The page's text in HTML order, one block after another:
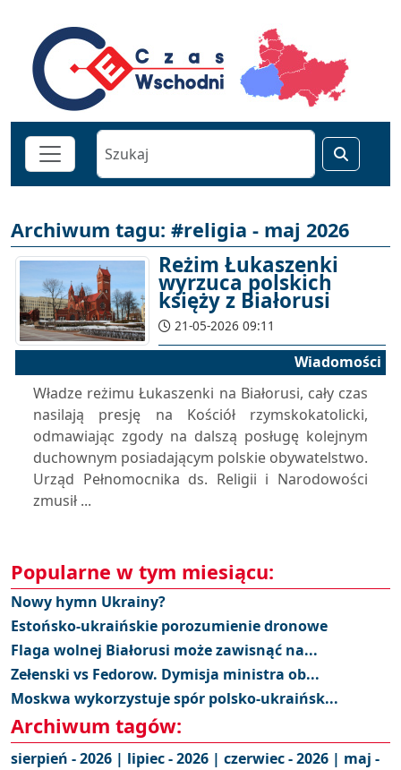
Archiwum tagu: #religia - maj 2026
Reżim Łukaszenki
wyrzuca polskich
księży z Białorusi
21-05-2026 09:11
Wiadomości
Władze reżimu Łukaszenki na Białorusi, cały czas
nasilają presję na Kościół rzymskokatolicki,
odmawiając zgody na dalszą posługę kolejnym
duchownym posiadającym polskie obywatelstwo.
Urząd Pełnomocnika ds. Religii i Narodowości
zmusił ...
Popularne w tym miesiącu:
Nowy hymn Ukrainy?
Estońsko-ukraińskie porozumienie dronowe
Flaga wolnej Białorusi może zawisnąć na...
Zełenski vs Fedorow. Dymisja ministra ob...
Moskwa wykorzystuje spór polsko-ukraińsk...
Archiwum tagów:
sierpień - 2026 | lipiec - 2026 | czerwiec - 2026 | maj -